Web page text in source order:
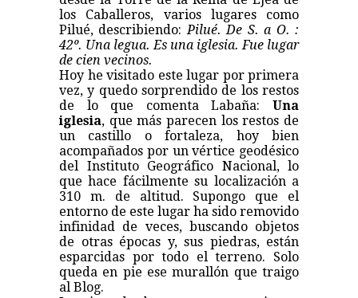
los Caballeros, varios lugares como
Pilué, describiendo:Pilué. De S. a O. :
42º. Una legua. Es una iglesia. Fue lugar
de cien vecinos.
Hoy he visitado este lugar por primera
vez, y quedo sorprendido de los restos
de lo que comenta Labaña: Una
iglesia, que más parecen los restos de
un castillo o fortaleza, hoy bien
acompañados por un vértice geodésico
del Instituto Geográfico Nacional, lo
que hace fácilmente su localización a
310 m. de altitud. Supongo que el
entorno de este lugar ha sido removido
infinidad de veces, buscando objetos
de otras épocas y, sus piedras, están
esparcidas por todo el terreno. Solo
queda en pie ese murallón que traigo
al Blog.